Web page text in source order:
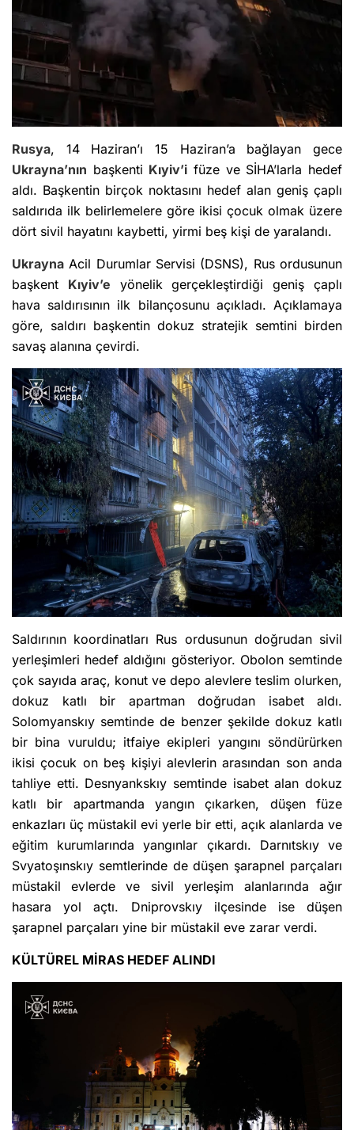
Rusya, 14 Haziran’ı 15 Haziran’a bağlayan gece
Ukrayna’nın başkenti Kıyiv’i füze ve SİHA’larla hedef
aldı. Başkentin birçok noktasını hedef alan geniş çaplı
saldırıda ilk belirlemelere göre ikisi çocuk olmak üzere
dört sivil hayatını kaybetti, yirmi beş kişi de yaralandı.
Ukrayna Acil Durumlar Servisi (DSNS), Rus ordusunun
başkent Kıyiv’e yönelik gerçekleştirdiği geniş çaplı
hava saldırısının ilk bilançosunu açıkladı. Açıklamaya
göre, saldırı başkentin dokuz stratejik semtini birden
savaş alanına çevirdi.
Saldırının koordinatları Rus ordusunun doğrudan sivil
yerleşimleri hedef aldığını gösteriyor. Obolon semtinde
çok sayıda araç, konut ve depo alevlere teslim olurken,
dokuz katlı bir apartman doğrudan isabet aldı.
Solomyanskıy semtinde de benzer şekilde dokuz katlı
bir bina vuruldu; itfaiye ekipleri yangını söndürürken
ikisi çocuk on beş kişiyi alevlerin arasından son anda
tahliye etti. Desnyankskıy semtinde isabet alan dokuz
katlı bir apartmanda yangın çıkarken, düşen füze
enkazları üç müstakil evi yerle bir etti, açık alanlarda ve
eğitim kurumlarında yangınlar çıkardı. Darnıtskıy ve
Svyatoşınskıy semtlerinde de düşen şarapnel parçaları
müstakil evlerde ve sivil yerleşim alanlarında ağır
hasara yol açtı. Dniprovskıy ilçesinde ise düşen
şarapnel parçaları yine bir müstakil eve zarar verdi.
KÜLTÜREL MİRAS HEDEF ALINDI